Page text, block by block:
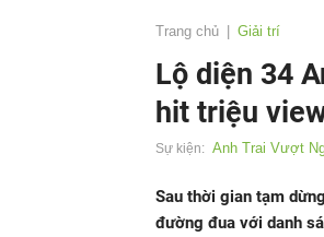
Trang chủ Giải trí
Lộ diện 34
hit triệu
Sự kiện: Anh Trai Vượt
Sau thời gian tạm
đường đua với danh